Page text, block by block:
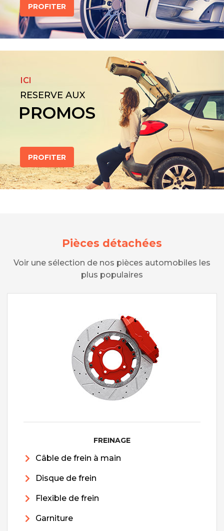
PROFITER
ICI
RESERVE AUX
PROMOS
PROFITER
Pièces détachées
Voir une sélection de nos pièces automobiles les
plus populaires
FREINAGE
Câble de frein à main
Disque de frein
Flexible de frein
Garniture